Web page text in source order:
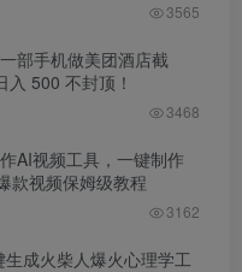
3565
部手机做美团酒店截
500 不封顶！
3468
AI视频工具，一键制作
款视频保姆级教程
3162
成火柴人爆火心理学工